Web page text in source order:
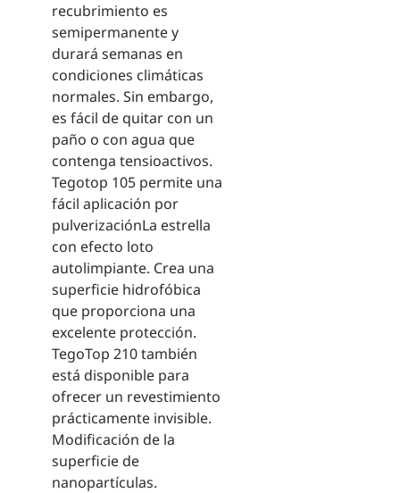
recubrimiento es
semipermanente y
durará semanas en
condiciones climáticas
normales. Sin embargo,
es fácil de quitar con un
paño o con agua que
contenga tensioactivos.
Tegotop 105 permite una
fácil aplicación por
pulverizaciónLa estrella
con efecto loto
autolimpiante. Crea una
superficie hidrofóbica
que proporciona una
excelente protección.
TegoTop 210 también
está disponible para
ofrecer un revestimiento
prácticamente invisible.
Modificación de la
superficie de
nanopartículas.